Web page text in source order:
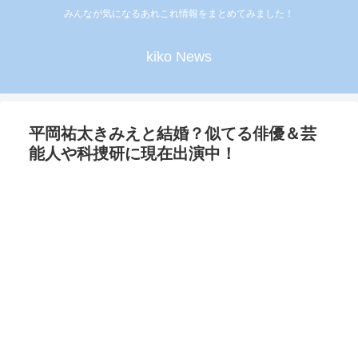
みんなが気になるあれこれ情報をまとめてみました！
kiko News
平岡祐太きみえと結婚？似てる俳優＆芸
能人や科捜研に現在出演中！